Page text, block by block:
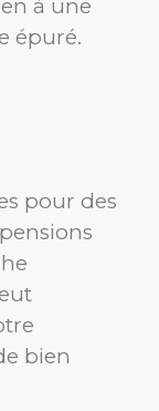
à une
épuré.
pour des
bien